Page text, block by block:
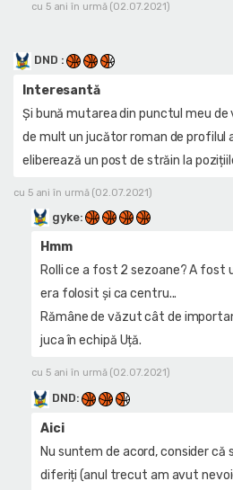
cu 5 ani în urmă (02.07.2021)
DND :
Interesantă
Și bună mutarea din punctul meu de
de mult un jucător roman de profilul
eliberează un post de străin la
cu 5 ani în urmă (02.07.2021)
gyke:
Hmm
Rolli ce a fost 2 sezoane? A fost
era folosit și ca centru...
Rămâne de văzut cât de
juca în echipă Uță.
cu 5 ani în urmă (02.07.2021)
DND:
Aici
Nu suntem de acord, consider
diferiți (anul trecut am avut